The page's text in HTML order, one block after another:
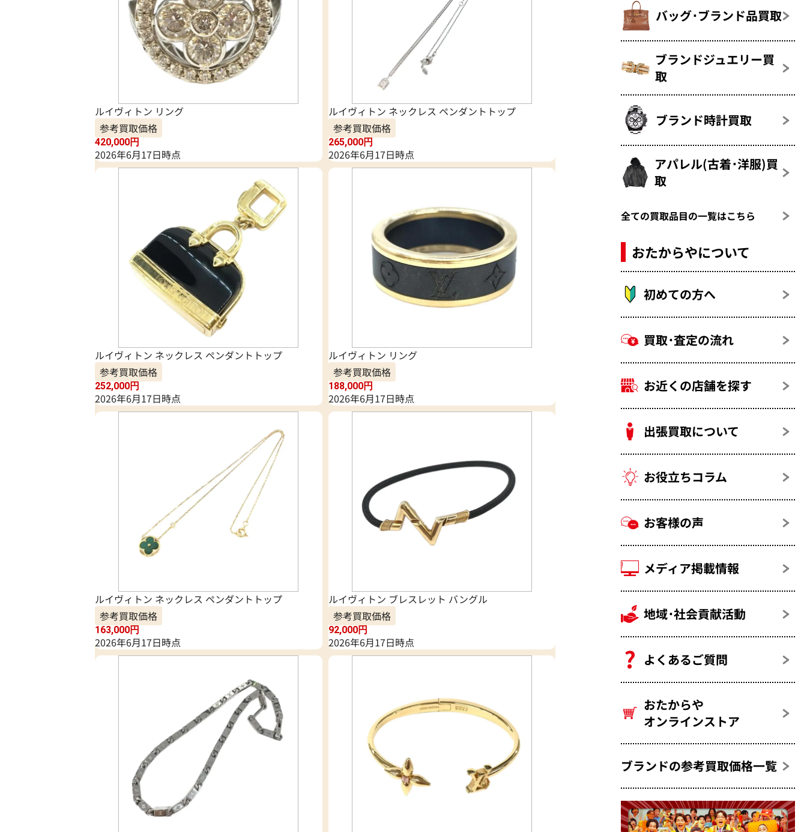
ルイヴィトン リング
参考買取価格
420,000円
2026年6月17日時点
ルイヴィトン ネックレス ペンダントトップ
参考買取価格
265,000円
2026年6月17日時点
ルイヴィトン ネックレス ペンダントトップ
参考買取価格
252,000円
2026年6月17日時点
ルイヴィトン リング
参考買取価格
188,000円
2026年6月17日時点
ルイヴィトン ネックレス ペンダントトップ
参考買取価格
163,000円
2026年6月17日時点
ルイヴィトン ブレスレット バングル
参考買取価格
92,000円
2026年6月17日時点
バッグ･ブランド品買取
ブランドジュエリー買
取
ブランド時計買取
アパレル(古着･洋服)買
取
全ての買取品目の一覧はこちら
おたからやについて
初めての方へ
買取･査定の流れ
お近くの店舗を探す
出張買取について
お役立ちコラム
お客様の声
メディア掲載情報
地域･社会貢献活動
よくあるご質問
おたからや
オンラインストア
ブランドの参考買取価格一覧